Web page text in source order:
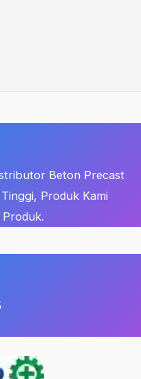
Beton Precast
Produk Kami